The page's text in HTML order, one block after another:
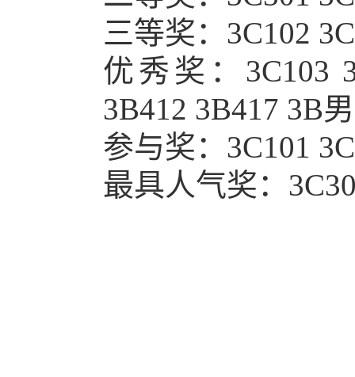
三等奖：3C102
优秀奖： 3C103
3B412 3B417 3B
参与奖：3C101
最具人气奖：